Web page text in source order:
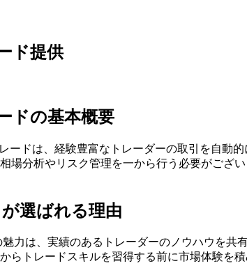
ド提供
ドの基本概要
ードは、経験豊富なトレーダーの取引を自動
場分析やリスク管理を一から行う必要がござ
選ばれる理由
力は、実績のあるトレーダーのノウハウを
らトレードスキルを習得する前に市場体験を